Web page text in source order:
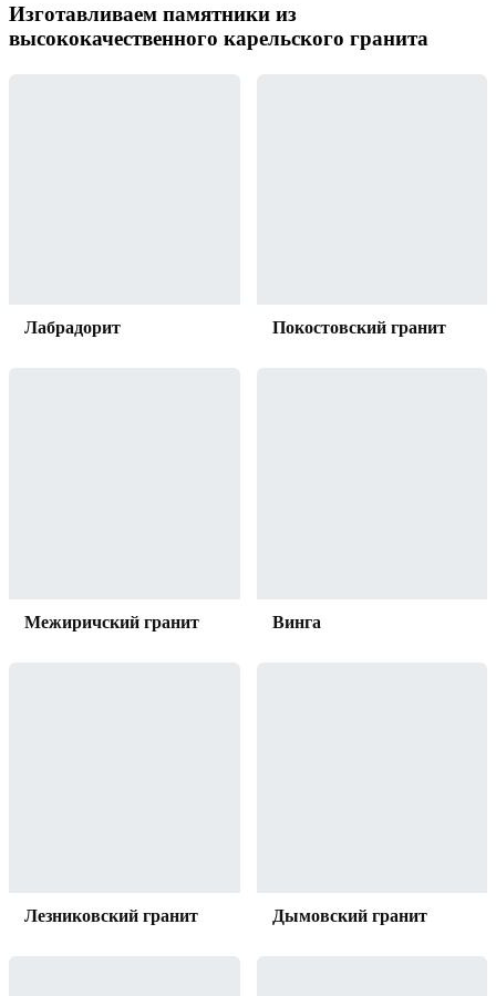
Изготавливаем памятники из
высококачественного карельского гранита
Лабрадорит Покостовский гранит
Межиричский гранит Винга
Лезниковский гранит Дымовский гранит